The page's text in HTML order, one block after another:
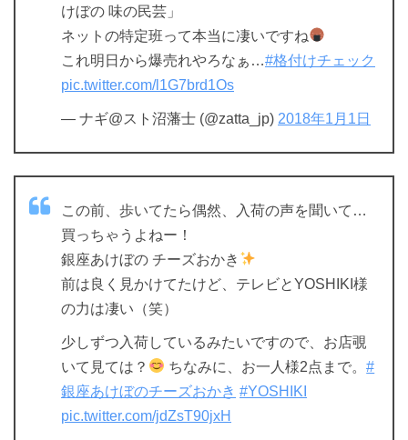
けぼの 味の民芸」
ネットの特定班って本当に凄いですね
これ明日から爆売れやろなぁ…#格付けチェック
pic.twitter.com/l1G7brd1Os
— ナギ@スト沼藩士 (@zatta_jp) 2018年1月1日
この前、歩いてたら偶然、入荷の声を聞いて…
買っちゃうよねー！
銀座あけぼの チーズおかき
前は良く見かけてたけど、テレビとYOSHIKI様
の力は凄い（笑）
少しずつ入荷しているみたいですので、お店覗
いて見ては？
ちなみに、お一人様2点まで。#
銀座あけぼのチーズおかき #YOSHIKI
pic.twitter.com/jdZsT90jxH